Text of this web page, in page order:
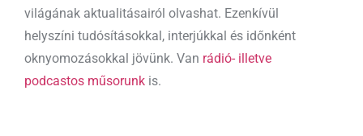
világának aktualitásairól olvashat. Ezenkívül
helyszíni tudósításokkal, interjúkkal és időnként
oknyomozásokkal jövünk. Van rádió- illetve
podcastos műsorunk is.